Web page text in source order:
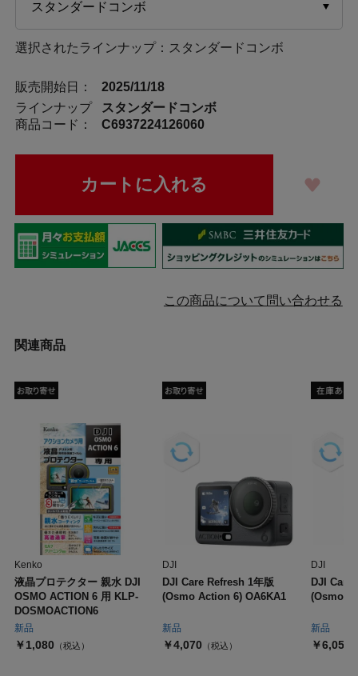
選択されたラインナップ：スタンダードコンボ
販売開始日：
2025/11/18
ラインナップ
スタンダードコンボ
商品コード：
C6937224126060
この商品について問い合わせる
関連商品
新品
Kenko
液晶プロテクター 親水 DJI
OSMO ACTION 6 用 KLP-
DOSMOACTION6
￥1,080 （税込）
新品
DJI
DJI Care Refresh 1年版
(Osmo Action 6) OA6KA1
￥4,070 （税込）
新品
DJI
DJI Care
(Osmo
￥6,050